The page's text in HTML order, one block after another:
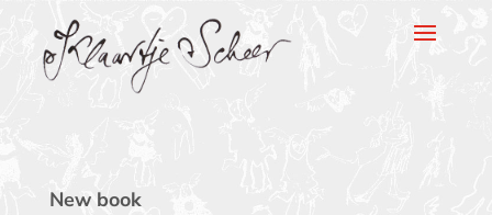
Klaartje Scheer
New book